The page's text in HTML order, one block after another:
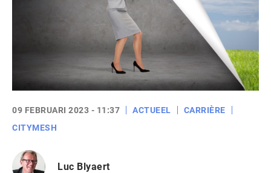
09 FEBRUARI 2023 - 11:37 ACTUEEL
CARRIÈRE
CITYMESH
Luc Blyaert